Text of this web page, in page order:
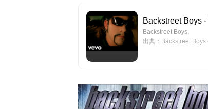
Backstreet Boys
Backstreet Boys,
出典：Backstreet